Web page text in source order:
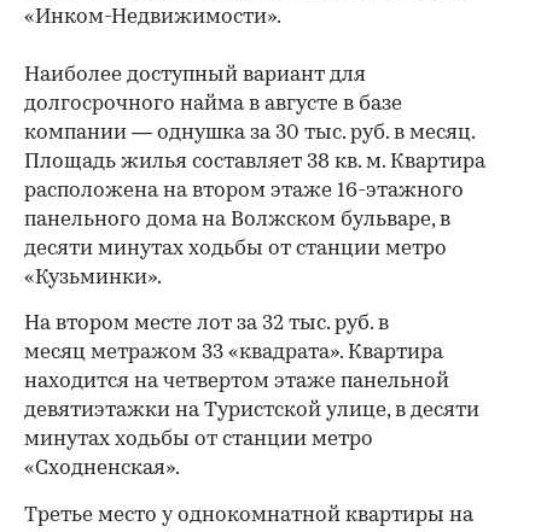
«Инком-Недвижимости».
Наиболее доступный вариант для
долгосрочного найма в августе в базе
компании — однушка за 30 тыс. руб. в месяц.
Площадь жилья составляет 38 кв. м. Квартира
расположена на втором этаже 16-этажного
панельного дома на Волжском бульваре, в
десяти минутах ходьбы от станции метро
«Кузьминки».
На втором месте лот за 32 тыс. руб. в
месяц метражом 33 «квадрата». Квартира
находится на четвертом этаже панельной
девятиэтажки на Туристской улице, в десяти
минутах ходьбы от станции метро
«Сходненская».
Третье место у однокомнатной квартиры на